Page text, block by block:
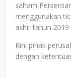
saham
menggunakan
akhir tahun
Kini pihak
dengan